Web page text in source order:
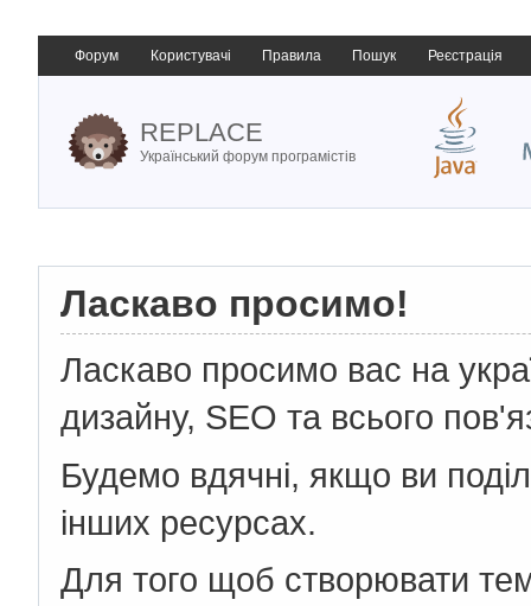
Форум Користувачі Правила Пошук Реєстрація
REPLACE
Український форум програмістів
Ласкаво просимо!
Ласкаво просимо вас на
дизайну, SEO та всього
Будемо вдячні, якщо ви
інших ресурсах.
Для того щоб створювати